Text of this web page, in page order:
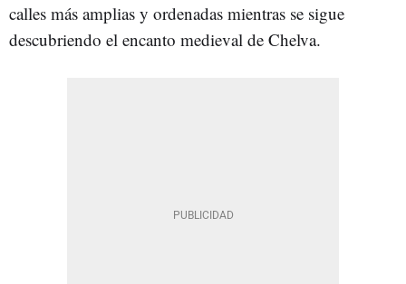
calles más amplias y ordenadas mientras se sigue
descubriendo el encanto medieval de Chelva.